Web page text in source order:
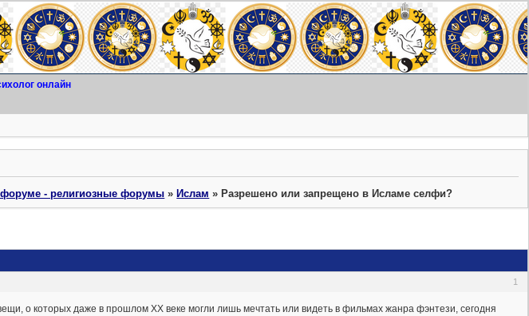
онлайн
форуме - религиозные форумы »Ислам »Разрешено или запрещено в Исламе селфи?
1
о которых даже в прошлом XX веке могли лишь мечтать или видеть в фильмах жанра фэнтези, сегодня